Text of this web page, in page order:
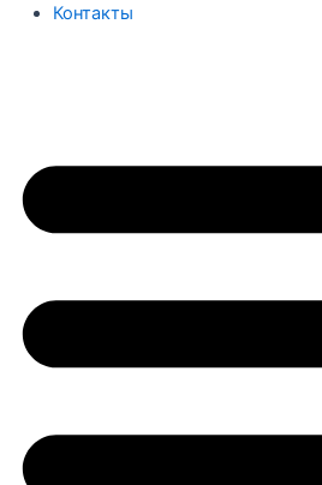
Контакты